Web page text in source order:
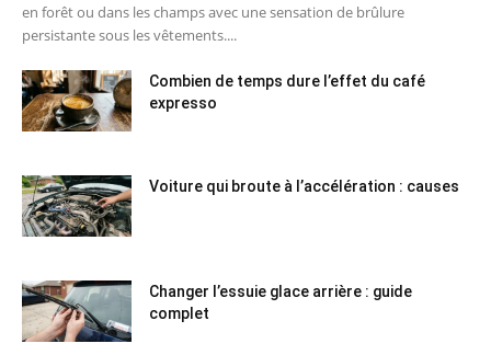
en forêt ou dans les champs avec une sensation de brûlure
persistante sous les vêtements....
Combien de temps dure l’effet du café
expresso
Voiture qui broute à l’accélération : causes
Changer l’essuie glace arrière : guide
complet